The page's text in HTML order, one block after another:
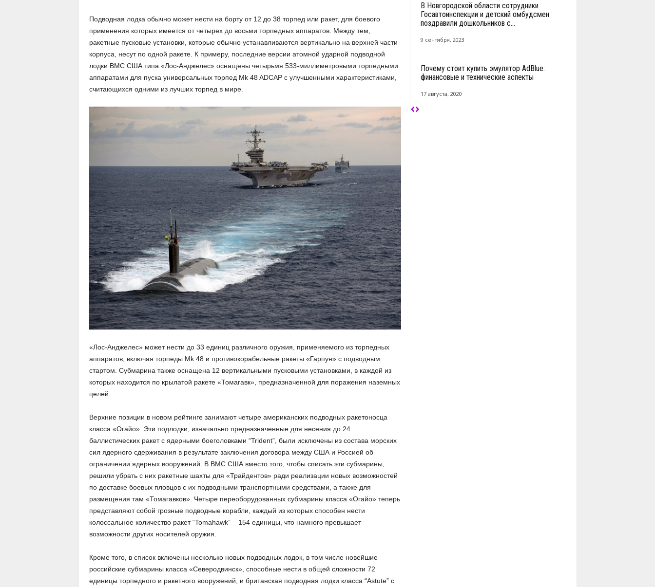
Подводная лодка обычно может нести на борту от 12 до 38 торпед или ракет, для боевого
применения которых имеется от четырех до восьми торпедных аппаратов. Между тем,
ракетные пусковые установки, которые обычно устанавливаются вертикально на верхней части
корпуса, несут по одной ракете. К примеру, последние версии атомной ударной подводной
лодки ВМС США типа «Лос-Анджелес» оснащены четырьмя 533-миллиметровыми торпедными
аппаратами для пуска универсальных торпед Mk 48 ADCAP с улучшенными характеристиками,
считающихся одними из лучших торпед в мире.
«Лос-Анджелес» может нести до 33 единиц различного оружия, применяемого из торпедных
аппаратов, включая торпеды Mk 48 и противокорабельные ракеты «Гарпун» с подводным
стартом. Субмарина также оснащена 12 вертикальными пусковыми установками, в каждой из
которых находится по крылатой ракете «Томагавк», предназначенной для поражения наземных
целей.
Верхние позиции в новом рейтинге занимают четыре американских подводных ракетоносца
класса «Огайо». Эти подлодки, изначально предназначенные для несения до 24
баллистических ракет с ядерными боеголовками “Trident”, были исключены из состава морских
сил ядерного сдерживания в результате заключения договора между США и Россией об
ограничении ядерных вооружений. В ВМС США вместо того, чтобы списать эти субмарины,
решили убрать с них ракетные шахты для «Трайдентов» ради реализации новых возможностей
по доставке боевых пловцов с их подводными транспортными средствами, а также для
размещения там «Томагавков». Четыре переоборудованных субмарины класса «Огайо» теперь
представляют собой грозные подводные корабли, каждый из которых способен нести
колоссальное количество ракет “Tomahawk” – 154 единицы, что намного превышает
возможности других носителей оружия.
Кроме того, в список включены несколько новых подводных лодок, в том числе новейшие
российские субмарины класса «Северодвинск», способные нести в общей сложности 72
единицы торпедного и ракетного вооружений, и британская подводная лодки класса “Astute” с
В Новгородской области сотрудники
Госавтоинспекции и детский омбудсмен
поздравили дошкольников с...
9 сентября, 2023
Почему стоит купить эмулятор AdBlue:
финансовые и технические аспекты
17 августа, 2020